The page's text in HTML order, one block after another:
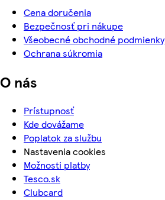
Cena doručenia
Bezpečnosť pri nákupe
Všeobecné obchodné podmienky
Ochrana súkromia
O nás
Prístupnosť
Kde dovážame
Poplatok za službu
Nastavenia cookies
Možnosti platby
Tesco.sk
Clubcard